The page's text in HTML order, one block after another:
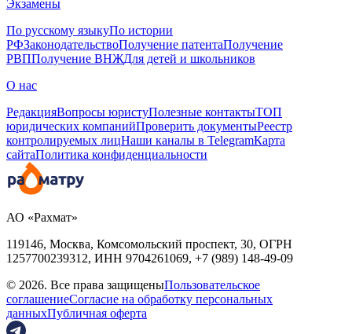
Экзамены
По русскому языкуПо истории
РФЗаконодательствоПолучение патентаПолучение
РВППолучение ВНЖДля детей и школьников
О нас
РедакцияВопросы юристуПолезные контактыТОП
юридических компанийПроверить документыРеестр
контролируемых лицНаши каналы в TelegramКарта
сайтаПолитика конфиденциальности
АО «Рахмат»
119146, Москва, Комсомольский проспект, 30, ОГРН
1257700239312, ИНН 9704261069, +7 (989) 148-49-09
© 2026. Все права защищеныПользовательское
соглашениеСогласие на обработку персональных
данныхПубличная оферта